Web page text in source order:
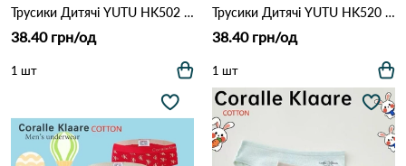
Трусики Дитячі YUTU HK502 Різні кольори
38.40 грн/од
1 шт
Трусики Дитячі YUTU HK520 Різні кольори
38.40 грн/од
1 шт